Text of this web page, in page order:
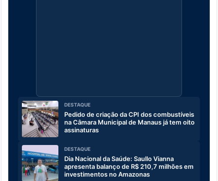
DESTAQUE
Pedido de criação da CPI dos combustíveis
na Câmara Municipal de Manaus já tem oito
assinaturas
DESTAQUE
Dia Nacional da Saúde: Saullo Vianna
apresenta balanço de R$ 210,7 milhões em
investimentos no Amazonas